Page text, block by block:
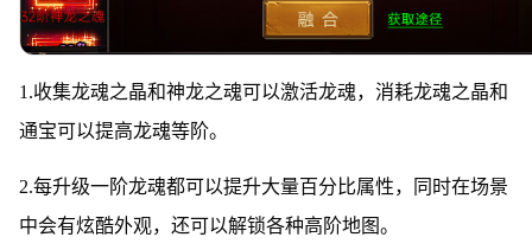
1.收集龙魂之晶和神龙之魂可以激活龙魂，消耗龙魂之晶和
通宝可以提高龙魂等阶。
2.每升级一阶龙魂都可以提升大量百分比属性，同时在场景
中会有炫酷外观，还可以解锁各种高阶地图。